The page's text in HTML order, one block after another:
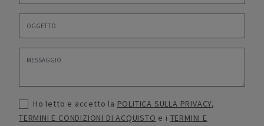
Ho letto e accetto la POLITICA SULLA PRIVACY,
TERMINI E CONDIZIONI DI ACQUISTO e i TERMINI E